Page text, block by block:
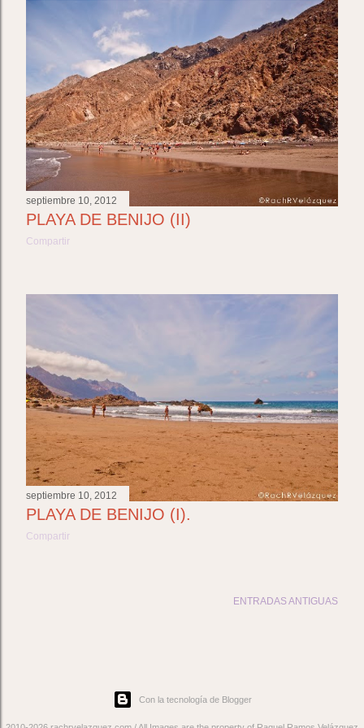
t
r
d
a
s
septiembre 10, 2012
PLAYA DE BENIJO (II)
Compartir
septiembre 10, 2012
PLAYA DE BENIJO (I).
Compartir
ENTRADAS ANTIGUAS
Con la tecnología de Blogger